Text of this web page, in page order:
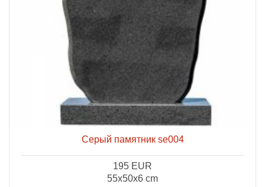
Серый памятник se004
195 EUR
55x50x6 cm